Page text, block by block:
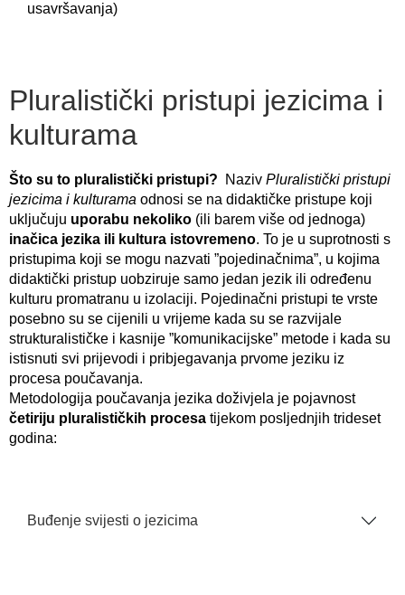
usavršavanja)
Pluralistički pristupi jezicima i
kulturama
Što su to pluralistički pristupi? Naziv Pluralistički pristupi
jezicima i kulturama odnosi se na didaktičke pristupe koji
uključuju uporabu nekoliko (ili barem više od jednoga)
inačica jezika ili kultura istovremeno. To je u suprotnosti s
pristupima koji se mogu nazvati ”pojedinačnima”, u kojima
didaktički pristup uobziruje samo jedan jezik ili određenu
kulturu promatranu u izolaciji. Pojedinačni pristupi te vrste
posebno su se cijenili u vrijeme kada su se razvijale
strukturalističke i kasnije ”komunikacijske” metode i kada su
istisnuti svi prijevodi i pribjegavanja prvome jeziku iz
procesa poučavanja.
Metodologija poučavanja jezika doživjela je pojavnost
četiriju pluralističkih procesa tijekom posljednjih trideset
godina:
Buđenje svijesti o jezicima